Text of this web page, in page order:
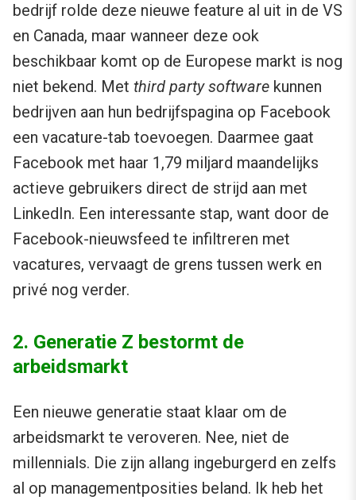
bedrijf rolde deze nieuwe feature al uit in de VS
en Canada, maar wanneer deze ook
beschikbaar komt op de Europese markt is nog
niet bekend. Met third party software kunnen
bedrijven aan hun bedrijfspagina op Facebook
een vacature-tab toevoegen. Daarmee gaat
Facebook met haar 1,79 miljard maandelijks
actieve gebruikers direct de strijd aan met
LinkedIn. Een interessante stap, want door de
Facebook-nieuwsfeed te infiltreren met
vacatures, vervaagt de grens tussen werk en
privé nog verder.
2. Generatie Z bestormt de
arbeidsmarkt
Een nieuwe generatie staat klaar om de
arbeidsmarkt te veroveren. Nee, niet de
millennials. Die zijn allang ingeburgerd en zelfs
al op managementposities beland. Ik heb het